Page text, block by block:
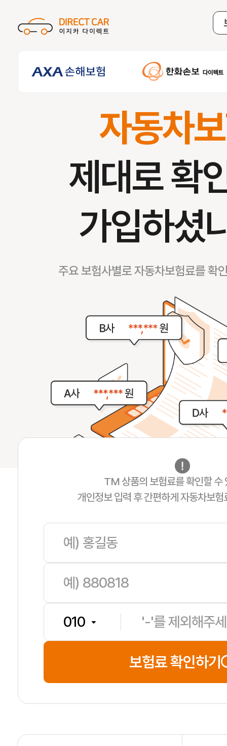
자동차
제대로 확
가입하셨
주요 보험사별로 자동차보험료를 확
TM 상품의 보험료를 확인할 수
개인정보 입력 후 간편하게 자동차보험
보험료 확인하기
서** 보험나이 27세 **분전
보험나이 59세 **분전